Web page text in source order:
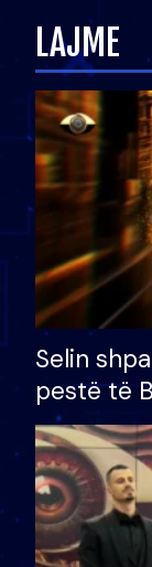
LAJME
Selin
pestë të
çmimin e